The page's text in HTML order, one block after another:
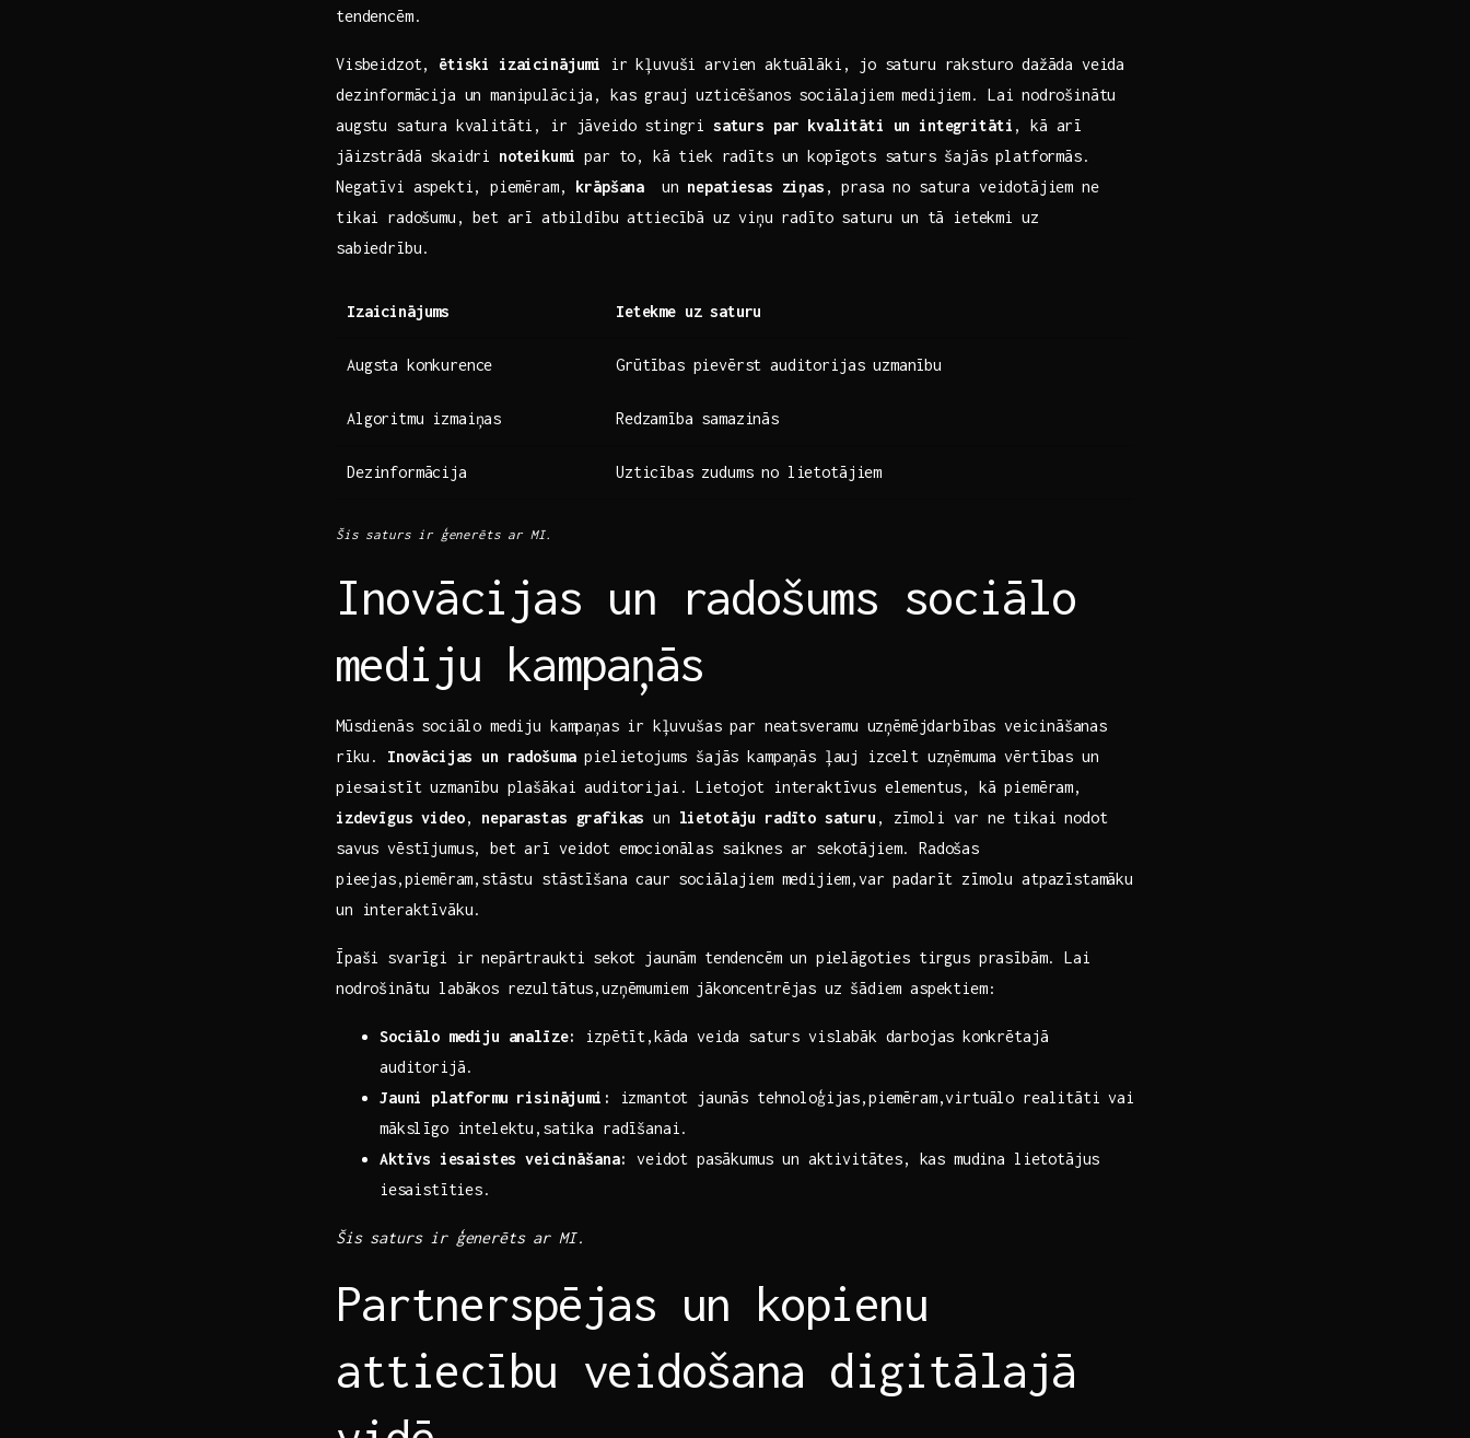
tendencēm.
Visbeidzot, ētiski izaicinājumi
ir kļuvuši arvien aktuālāki, jo⁣ saturu‍ raksturo dažāda veida
dezinformācija un‌ manipulācija,‌ kas grauj uzticēšanos sociālajiem medijiem. Lai ⁤nodrošinātu
augstu satura ​kvalitāti, ir jāveido stingri saturs ‌par kvalitāti un integritāti ,‌ kā arī
jāizstrādā skaidri noteikumi ⁣par to, kā tiek ​radīts un kopīgots saturs šajās ⁢platformās.
Negatīvi aspekti, ⁤piemēram, krāpšana ​ un nepatiesas ziņas , prasa​ no satura veidotājiem ne
tikai ‍radošumu, ‌bet ⁤arī atbildību attiecībā uz viņu⁢ radīto saturu un tā⁤ ietekmi uz
sabiedrību.
Izaicinājums Ietekme ‌uz saturu
Augsta konkurence Grūtības pievērst auditorijas uzmanību
Algoritmu izmaiņas Redzamība samazinās
Dezinformācija Uzticības zudums no lietotājiem
Šis saturs ir​ ģenerēts ar ⁤MI.
Inovācijas un radošums sociālo
⁤mediju kampaņās
Mūsdienās⁢ sociālo mediju kampaņas ir ⁣kļuvušas‍ par neatsveramu ⁤uzņēmējdarbības ⁤veicināšanas
⁢rīku. Inovācijas un radošumapielietojums šajās kampaņās ļauj izcelt uzņēmuma vērtības un
piesaistīt uzmanību plašākai auditorijai. Lietojot ‍interaktīvus elementus,⁢ kā‌ piemēram,‍
izdevīgus video, neparastas grafikas un lietotāju radīto saturu , zīmoli var ne tikai nodot
savus vēstījumus, bet arī veidot emocionālas saiknes ar‌ sekotājiem. Radošas
⁤pieejas,piemēram,stāstu stāstīšana caur sociālajiem medijiem,var‍ padarīt ‍zīmolu atpazīstamāku
un interaktīvāku.
Īpaši svarīgi ir nepārtraukti ⁤sekot jaunām tendencēm un⁢ pielāgoties tirgus prasībām. Lai
nodrošinātu labākos rezultātus,uzņēmumiem jākoncentrējas uz ⁤šādiem aspektiem:
Sociālo mediju analīze:
izpētīt,kāda veida saturs vislabāk darbojas⁤ konkrētajā
auditorijā.
Jauni platformu risinājumi:
izmantot jaunās tehnoloģijas,piemēram,virtuālo realitāti vai
mākslīgo intelektu,satika radīšanai.
Aktīvs ⁤iesaistes veicināšana:
veidot⁢ pasākumus un aktivitātes, kas mudina lietotājus
⁢iesaistīties.
Šis saturs ir ģenerēts ar MI.
Partnerspējas un kopienu
attiecību veidošana digitālajā